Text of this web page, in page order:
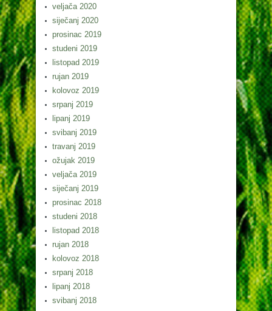
veljača 2020
siječanj 2020
prosinac 2019
studeni 2019
listopad 2019
rujan 2019
kolovoz 2019
srpanj 2019
lipanj 2019
svibanj 2019
travanj 2019
ožujak 2019
veljača 2019
siječanj 2019
prosinac 2018
studeni 2018
listopad 2018
rujan 2018
kolovoz 2018
srpanj 2018
lipanj 2018
svibanj 2018